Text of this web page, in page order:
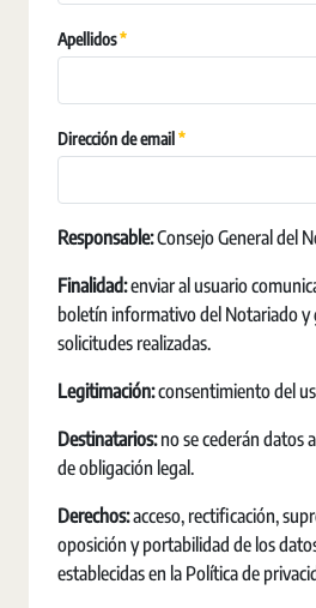
Apellidos Requerido
Dirección de email Requerido
Responsable:Consejo General del
Finalidad:enviar al usuario
boletín informativo del Notariado y
solicitudes realizadas.
Legitimación:consentimiento del
Destinatarios:no se cederán datos
de obligación legal.
Derechos:acceso, rectificación,
oposición y portabilidad de los
establecidas en la Política de